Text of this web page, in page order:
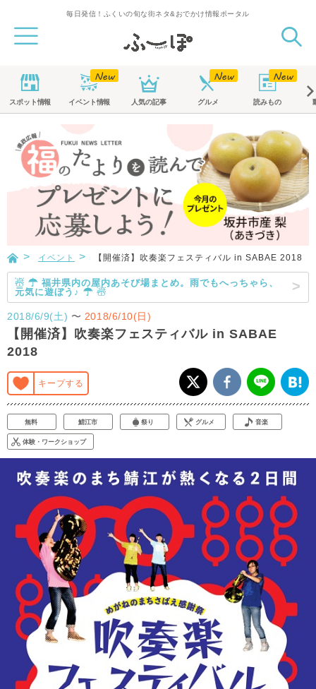
毎日発信！ふくいの旬な街ネタ&おでかけ情報ポータル
スポット情報 イベント情報 人気の記事 グルメ 読みもの
イベント 【開催済】吹奏楽フェスティバル in SABAE 2018
☃ ☂ 福井県内の屋内あそび場まとめ。雨でもへっちゃら、
元気に遊ぼう♪ ☂ ☃
2018/6/9(土) 〜 2018/6/10(日)
【開催済】吹奏楽フェスティバル in SABAE
2018
キープする
無料 鯖江市 祭り グルメ 音楽
体験・ワークショップ